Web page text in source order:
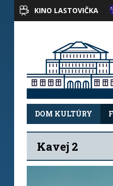
KINO LASTOVIČKA
DOM KULTÚRY
Kavej 2